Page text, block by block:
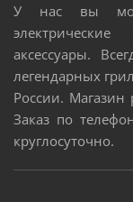
У нас вы
аксессуары.
легендарных
России. Магазин
Заказ по
круглосуточно.